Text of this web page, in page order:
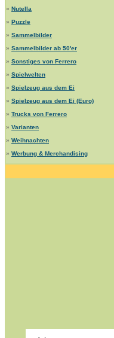
» Nutella
» Puzzle
» Sammelbilder
» Sammelbilder ab 50'er
» Sonstiges von Ferrero
» Spielwelten
» Spielzeug aus dem Ei
» Spielzeug aus dem Ei (Euro)
» Trucks von Ferrero
» Varianten
» Weihnachten
» Werbung & Merchandising